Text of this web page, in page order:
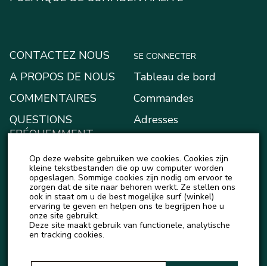
CONTACTEZ NOUS
A PROPOS DE NOUS
COMMENTAIRES
QUESTIONS
FRÉQUEMMENT
BLOG
ACTUALITÉS
SE CONNECTER
Tableau de bord
Commandes
Adresses
Mon portefeuille
Account details
Logout
Op deze website gebruiken we cookies. Cookies zijn
kleine tekstbestanden die op uw computer worden
opgeslagen. Sommige cookies zijn nodig om ervoor te
zorgen dat de site naar behoren werkt. Ze stellen ons
ook in staat om u de best mogelijke surf (winkel)
ervaring te geven en helpen ons te begrijpen hoe u
onze site gebruikt.
Deze site maakt gebruik van functionele, analytische
en tracking cookies.